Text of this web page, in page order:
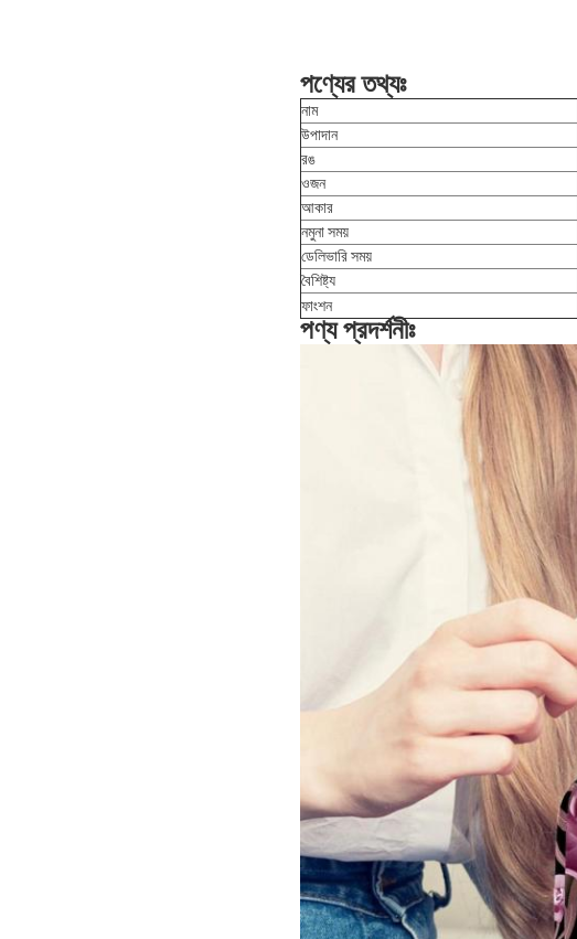
পণ্যের তথ্যঃ
নাম
উপাদান
রঙ
ওজন
আকার
নমুনা সময়
ডেলিভারি সময়
বৈশিষ্ট্য
ফাংশন
পণ্য প্রদর্শনীঃ